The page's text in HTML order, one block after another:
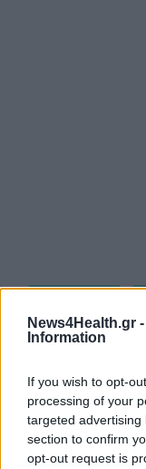
News4Health.gr -
Information
If you wish to opt-
processing of your
targeted
section to confirm
opt-out request is
ΚΑΡΚΙΝΟΣ